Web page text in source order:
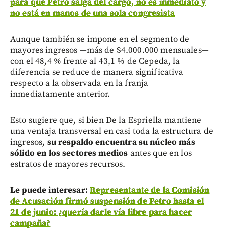
no está en manos de una sola congresista
Aunque también se impone en el segmento de
mayores ingresos —más de $4.000.000 mensuales—
con el 48,4 % frente al 43,1 % de Cepeda, la
diferencia se reduce de manera significativa
respecto a la observada en la franja
inmediatamente anterior.
Esto sugiere que, si bien De la Espriella mantiene
una ventaja transversal en casi toda la estructura de
ingresos, su respaldo encuentra su núcleo más
sólido en los sectores medios antes que en los
estratos de mayores recursos.
Le puede interesar: Representante de la Comisión
de Acusación firmó suspensión de Petro hasta el
21 de junio: ¿quería darle vía libre para hacer
campaña?